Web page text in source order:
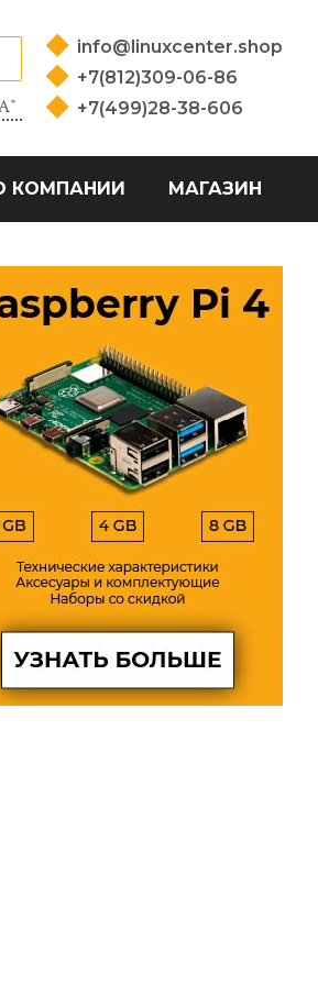
info@linuxcenter.shop
+7(812)309-06-86
+7(499)28-38-606
КОМПАНИИ МАГАЗИН